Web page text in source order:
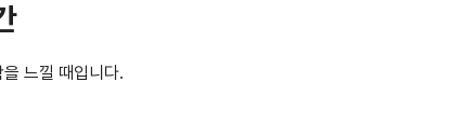
느낄 때입니다.